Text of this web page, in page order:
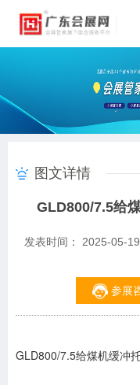
北京站 广东站
安徽站
山东站
甘肃站
新疆站
四川站
图文详情
GLD800/7.5给
发表时间： 2025-05-19
参展
GLD800/7.5给煤机缓冲